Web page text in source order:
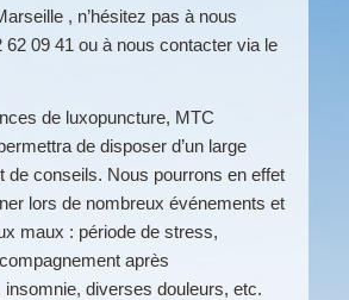
, n’hésitez pas à nous
62 09 41 ou à nous contacter via le
de luxopuncture, MTC
de disposer d’un large
de conseils. Nous pourrons en effet
lors de nombreux événements et
maux : période de stress,
après
insomnie, diverses douleurs, etc.